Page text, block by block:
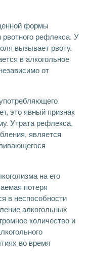
формы
рвотного рефлекса. У
вызывает рвоту.
в алкогольное
от
это явный признак
Утрата рефлекса,
является
на его
потеря
в неспособности
алкогольных
количество и
во время